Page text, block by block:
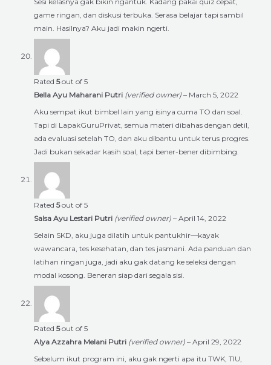
game ringan, dan diskusi terbuka. Serasa belajar tapi sambil
main. Hasilnya? Aku jadi makin ngerti.
Rated 5out of 5
Bella Ayu Maharani Putri (verified owner) – March 5, 2022
Aku sempat ikut bimbel lain yang isinya cuma TO dan soal.
Tapi di LapakGuruPrivat, semua materi dibahas dengan detil,
ada evaluasi setelah TO, dan aku dibantu untuk terus progres.
Jadi bukan sekadar kasih soal, tapi bener-bener dibimbing.
Rated 5out of 5
Salsa Ayu Lestari Putri (verified owner) – April 14, 2022
Selain SKD, aku juga dilatih untuk pantukhir—kayak
wawancara, tes kesehatan, dan tes jasmani. Ada panduan dan
latihan ringan juga, jadi aku gak datang ke seleksi dengan
modal kosong. Beneran siap dari segala sisi.
Rated 5out of 5
Alya Azzahra Melani Putri (verified owner) – April 29, 2022
Sebelum ikut program ini, aku gak ngerti apa itu TWK, TIU,